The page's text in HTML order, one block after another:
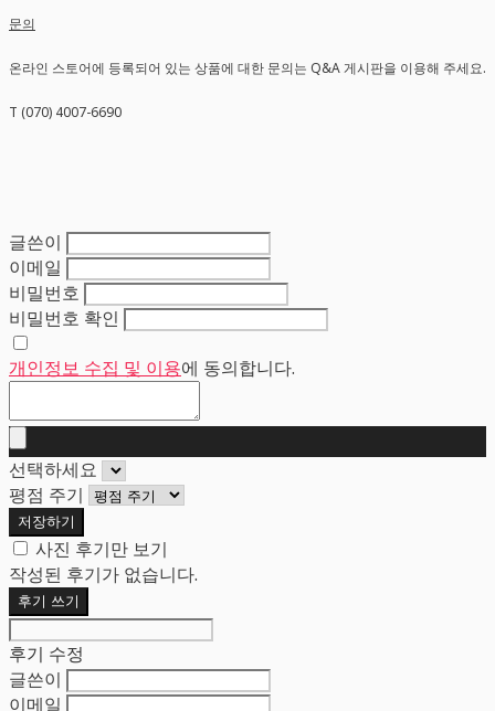
문의
온라인 스토어에 등록되어 있는 상품에 대한 문의는 Q&A 게시판을 이용해 주세요.
T (070) 4007-6690
글쓴이
이메일
비밀번호
비밀번호 확인
개인정보 수집 및 이용에 동의합니다.
선택하세요
평점 주기
저장하기
사진 후기만 보기
작성된 후기가 없습니다.
후기 쓰기
후기 수정
글쓴이
이메일